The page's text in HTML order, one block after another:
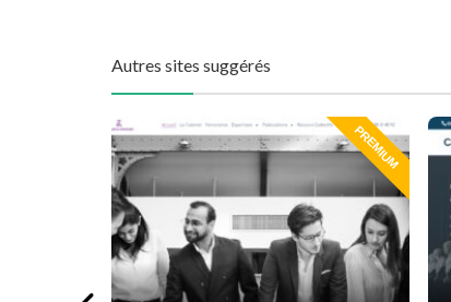
Autres sites suggérés
PREMIUM